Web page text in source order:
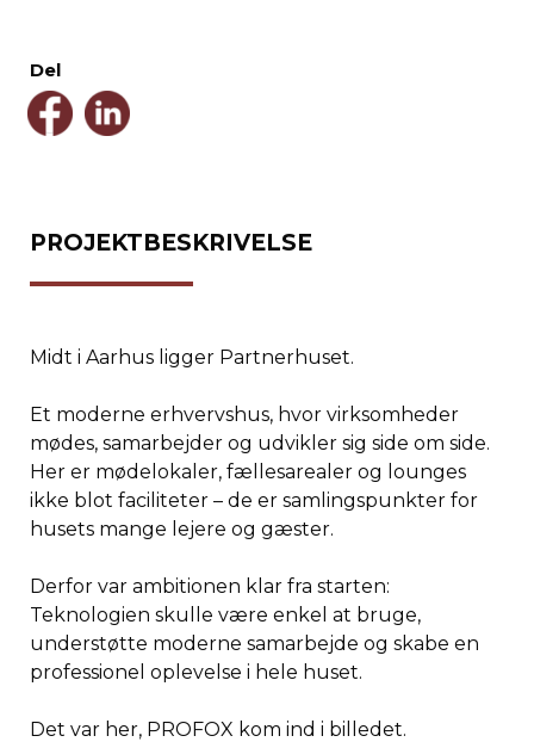
Del
PROJEKTBESKRIVELSE
Midt i Aarhus ligger Partnerhuset.
Et moderne erhvervshus, hvor virksomheder
mødes, samarbejder og udvikler sig side om side.
Her er mødelokaler, fællesarealer og lounges
ikke blot faciliteter – de er samlingspunkter for
husets mange lejere og gæster.
Derfor var ambitionen klar fra starten:
Teknologien skulle være enkel at bruge,
understøtte moderne samarbejde og skabe en
professionel oplevelse i hele huset.
Det var her, PROFOX kom ind i billedet.